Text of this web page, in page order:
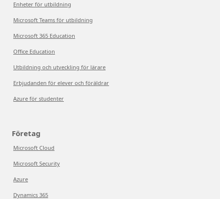
Enheter för utbildning
Microsoft Teams för utbildning
Microsoft 365 Education
Office Education
Utbildning och utveckling för lärare
Erbjudanden för elever och föräldrar
Azure för studenter
Företag
Microsoft Cloud
Microsoft Security
Azure
Dynamics 365